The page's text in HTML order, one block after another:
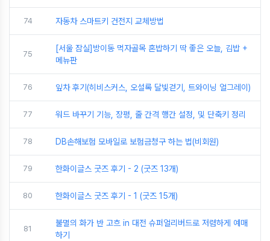
74 자동차 스마트키 건전지 교체방법
75
[서울 잠실]방이동 먹자골목 혼밥하기 딱 좋은 오늘, 김밥 +
메뉴판
76 잎차 후기(히비스커스, 오설록 달빛걷기, 트와이닝 얼그레이)
77 워드 바꾸기 기능, 장평, 줄 간격 행간 설정, 및 단축키 정리
78 DB손해보험 모바일로 보험금청구 하는 법(비회원)
79 한화이글스 굿즈 후기 - 2 (굿즈 13개)
80 한화이글스 굿즈 후기 - 1 (굿즈 15개)
81
불멸의 화가 반 고흐 in 대전 슈퍼얼리버드로 저렴하게 예매
하기